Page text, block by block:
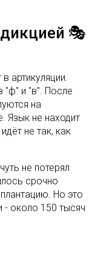
🎭
артикуляции.
"ф" и "в". После
на
Язык не находит
не так, как
не потерял
срочно
Но это
- около 150 тысяч